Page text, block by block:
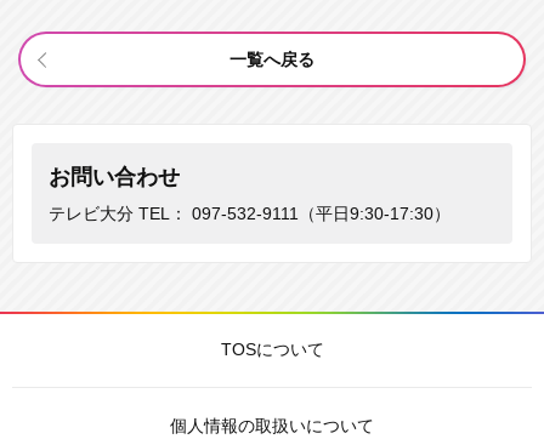
一覧へ戻る
お問い合わせ
テレビ大分 TEL： 097-532-9111 （平日9:30-17:30）
TOSについて
個人情報の取扱いについて